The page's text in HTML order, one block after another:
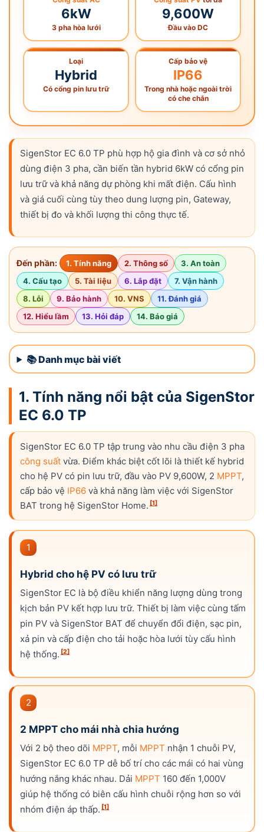
6kW
3 pha hòa lưới
9,600W
Đầu vào DC
Loại
Hybrid
Có cổng pin lưu trữ
Cấp bảo vệ
IP66
Trong nhà hoặc ngoài trời
có che chắn
SigenStor EC 6.0 TP phù hợp hộ gia đình và cơ sở nhỏ
dùng điện 3 pha, cần biến tần hybrid 6kW có cổng pin
lưu trữ và khả năng dự phòng khi mất điện. Cấu hình
và giá cuối cùng tùy theo dung lượng pin, Gateway,
thiết bị đo và khối lượng thi công thực tế.
Đến phần: 1. Tính năng 2. Thông số
3. An toàn
4. Cấu tạo
5. Tài liệu 6. Lắp đặt
7. Vận hành
8. Lỗi
9. Bảo hành 10. VNS
11. Đánh giá
12. Hiểu lầm
13. Hỏi đáp 14. Báo giá
📚 Danh mục bài viết
1. Tính năng nổi bật của SigenStor
EC 6.0 TP
SigenStor EC 6.0 TP tập trung vào nhu cầu điện 3 pha
công suất vừa. Điểm khác biệt cốt lõi là thiết kế hybrid
cho hệ PV có pin lưu trữ, đầu vào PV 9,600W, 2 MPPT,
cấp bảo vệ IP66 và khả năng làm việc với SigenStor
BAT trong hệ SigenStor Home. [1]
1
Hybrid cho hệ PV có lưu trữ
SigenStor EC là bộ điều khiển năng lượng dùng trong
kịch bản PV kết hợp lưu trữ. Thiết bị làm việc cùng tấm
pin PV và SigenStor BAT để chuyển đổi điện, sạc pin,
xả pin và cấp điện cho tải hoặc hòa lưới tùy cấu hình
hệ thống. [2]
2
2 MPPT cho mái nhà chia hướng
Với 2 bộ theo dõi MPPT, mỗi MPPT nhận 1 chuỗi PV,
SigenStor EC 6.0 TP dễ bố trí cho các mái có hai vùng
hướng nắng khác nhau. Dải MPPT 160 đến 1,000V
giúp hệ thống có biên cấu hình chuỗi rộng hơn so với
nhóm điện áp thấp. [1]